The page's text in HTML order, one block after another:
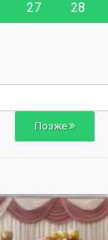
27 28
Позже